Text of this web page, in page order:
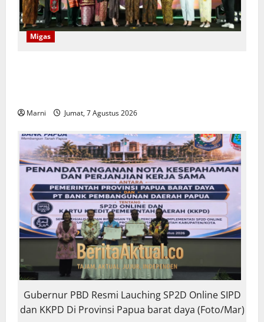
Migas
Marni Jumat, 7 Agustus 2026
Gubernur PBD Resmi Lauching SP2D Online SIPD
dan KKPD Di Provinsi Papua barat daya (Foto/Mar)